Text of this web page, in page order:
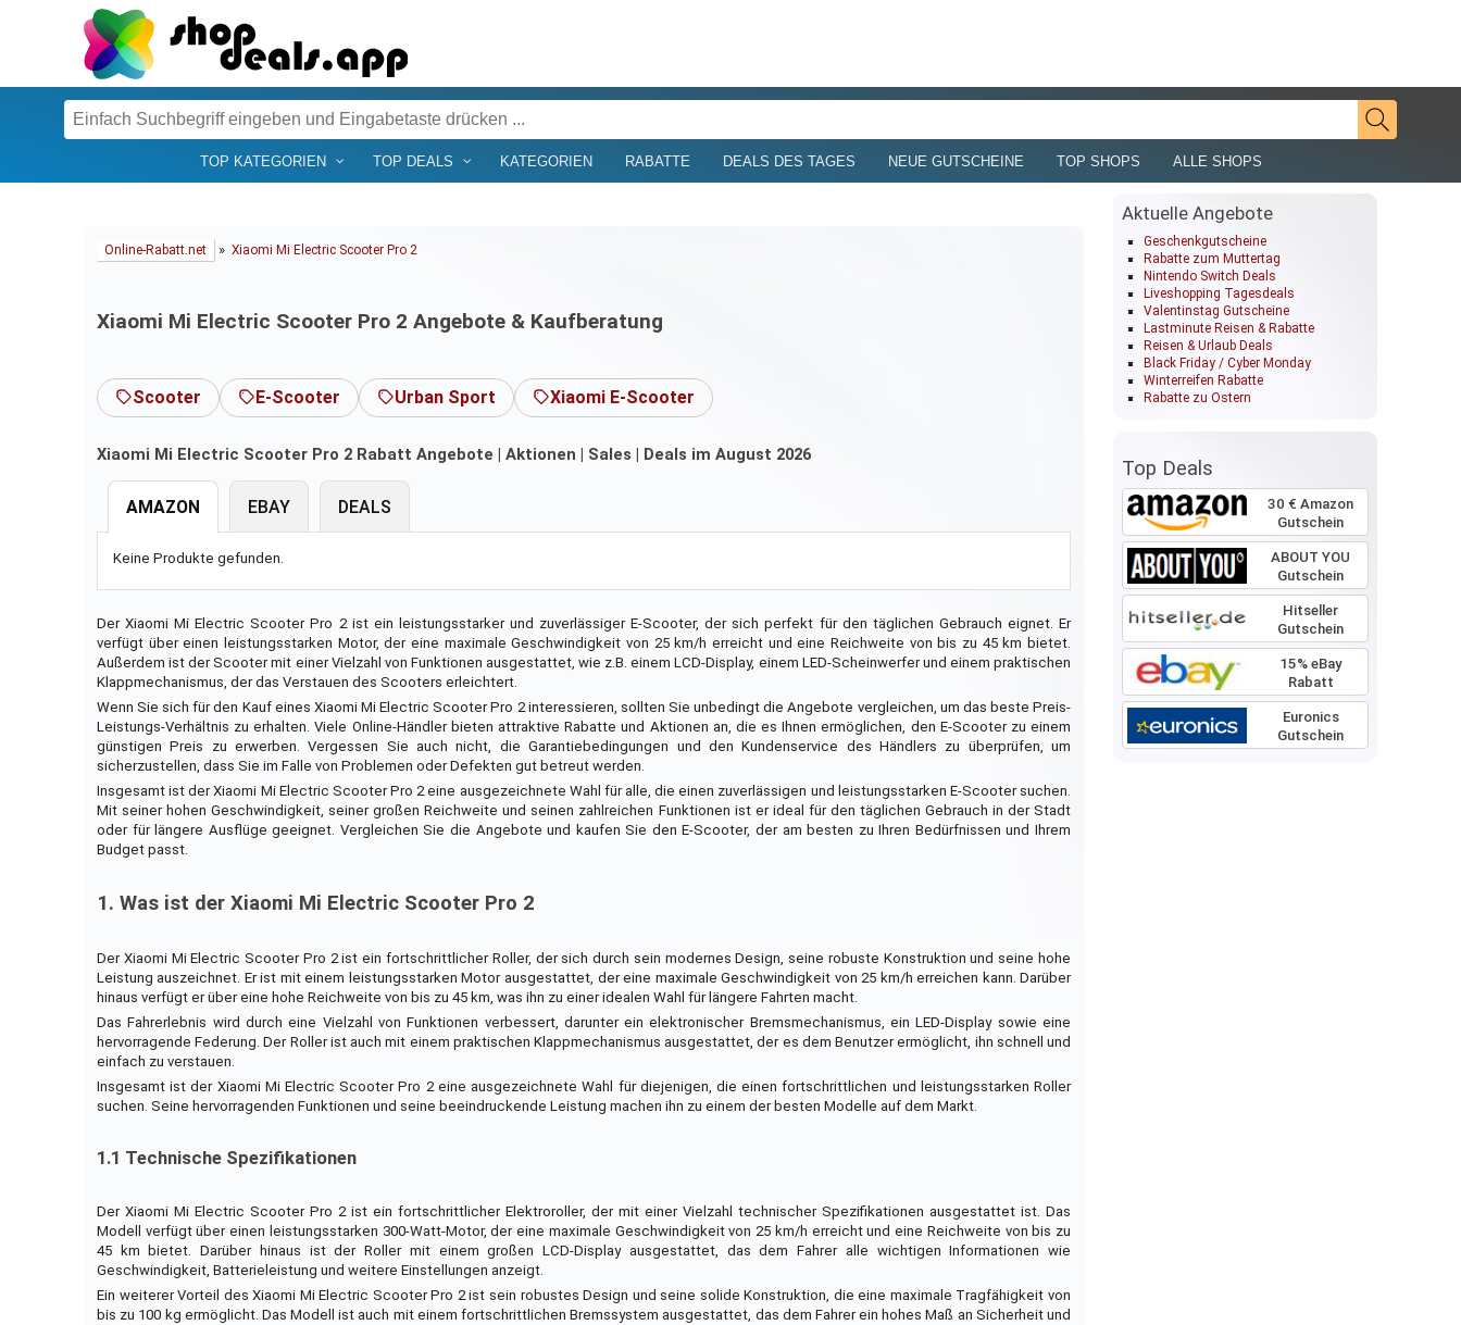
TOP KATEGORIEN TOP DEALS KATEGORIEN RABATTE DEALS DES TAGES NEUE GUTSCHEINE TOP SHOPS ALLE SHOPS
Online-Rabatt.net » Xiaomi Mi Electric Scooter Pro 2
Xiaomi Mi Electric Scooter Pro 2 Angebote & Kaufberatung
Scooter E-Scooter Urban Sport Xiaomi E-Scooter
Xiaomi Mi Electric Scooter Pro 2 Rabatt Angebote | Aktionen | Sales | Deals im August 2026
AMAZON
Keine Produkte gefunden.
EBAY DEALS
Der Xiaomi Mi Electric Scooter Pro 2 ist ein leistungsstarker und zuverlässiger E-Scooter, der sich perfekt für den täglichen Gebrauch eignet. Er
verfügt über einen leistungsstarken Motor, der eine maximale Geschwindigkeit von 25 km/h erreicht und eine Reichweite von bis zu 45 km bietet.
Außerdem ist der Scooter mit einer Vielzahl von Funktionen ausgestattet, wie z.B. einem LCD-Display, einem LED-Scheinwerfer und einem praktischen
Klappmechanismus, der das Verstauen des Scooters erleichtert.
Wenn Sie sich für den Kauf eines Xiaomi Mi Electric Scooter Pro 2 interessieren, sollten Sie unbedingt die Angebote vergleichen, um das beste Preis-
Leistungs-Verhältnis zu erhalten. Viele Online-Händler bieten attraktive Rabatte und Aktionen an, die es Ihnen ermöglichen, den E-Scooter zu einem
günstigen Preis zu erwerben. Vergessen Sie auch nicht, die Garantiebedingungen und den Kundenservice des Händlers zu überprüfen, um
sicherzustellen, dass Sie im Falle von Problemen oder Defekten gut betreut werden.
Insgesamt ist der Xiaomi Mi Electric Scooter Pro 2 eine ausgezeichnete Wahl für alle, die einen zuverlässigen und leistungsstarken E-Scooter suchen.
Mit seiner hohen Geschwindigkeit, seiner großen Reichweite und seinen zahlreichen Funktionen ist er ideal für den täglichen Gebrauch in der Stadt
oder für längere Ausflüge geeignet. Vergleichen Sie die Angebote und kaufen Sie den E-Scooter, der am besten zu Ihren Bedürfnissen und Ihrem
Budget passt.
1. Was ist der Xiaomi Mi Electric Scooter Pro 2
Der Xiaomi Mi Electric Scooter Pro 2 ist ein fortschrittlicher Roller, der sich durch sein modernes Design, seine robuste Konstruktion und seine hohe
Leistung auszeichnet. Er ist mit einem leistungsstarken Motor ausgestattet, der eine maximale Geschwindigkeit von 25 km/h erreichen kann. Darüber
hinaus verfügt er über eine hohe Reichweite von bis zu 45 km, was ihn zu einer idealen Wahl für längere Fahrten macht.
Das Fahrerlebnis wird durch eine Vielzahl von Funktionen verbessert, darunter ein elektronischer Bremsmechanismus, ein LED-Display sowie eine
hervorragende Federung. Der Roller ist auch mit einem praktischen Klappmechanismus ausgestattet, der es dem Benutzer ermöglicht, ihn schnell und
einfach zu verstauen.
Insgesamt ist der Xiaomi Mi Electric Scooter Pro 2 eine ausgezeichnete Wahl für diejenigen, die einen fortschrittlichen und leistungsstarken Roller
suchen. Seine hervorragenden Funktionen und seine beeindruckende Leistung machen ihn zu einem der besten Modelle auf dem Markt.
1.1 Technische Spezifikationen
Der Xiaomi Mi Electric Scooter Pro 2 ist ein fortschrittlicher Elektroroller, der mit einer Vielzahl technischer Spezifikationen ausgestattet ist. Das
Modell verfügt über einen leistungsstarken 300-Watt-Motor, der eine maximale Geschwindigkeit von 25 km/h erreicht und eine Reichweite von bis zu
45 km bietet. Darüber hinaus ist der Roller mit einem großen LCD-Display ausgestattet, das dem Fahrer alle wichtigen Informationen wie
Geschwindigkeit, Batterieleistung und weitere Einstellungen anzeigt.
Ein weiterer Vorteil des Xiaomi Mi Electric Scooter Pro 2 ist sein robustes Design und seine solide Konstruktion, die eine maximale Tragfähigkeit von
bis zu 100 kg ermöglicht. Das Modell ist auch mit einem fortschrittlichen Bremssystem ausgestattet, das dem Fahrer ein hohes Maß an Sicherheit und
Aktuelle Angebote
Geschenkgutscheine
Rabatte zum Muttertag
Nintendo Switch Deals
Liveshopping Tagesdeals
Valentinstag Gutscheine
Lastminute Reisen & Rabatte
Reisen & Urlaub Deals
Black Friday / Cyber Monday
Winterreifen Rabatte
Rabatte zu Ostern
Top Deals
30 € Amazon
Gutschein
ABOUT YOU
Gutschein
Hitseller
Gutschein
15% eBay
Rabatt
Euronics
Gutschein